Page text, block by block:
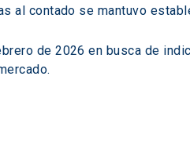
al contado se mantuvo
de 2026 en busca de